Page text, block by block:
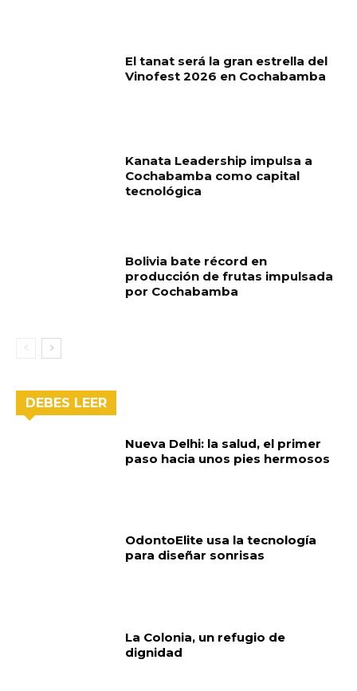
El tanat será la gran estrella del
Vinofest 2026 en Cochabamba
Kanata Leadership impulsa a
Cochabamba como capital
tecnológica
Bolivia bate récord en
producción de frutas impulsada
por Cochabamba
DEBES LEER
Nueva Delhi: la salud, el primer
paso hacia unos pies hermosos
OdontoElite usa la tecnología
para diseñar sonrisas
La Colonia, un refugio de
dignidad